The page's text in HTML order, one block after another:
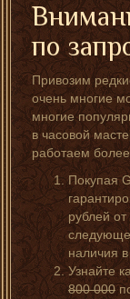
по
Привозим
очень многие
многие
в часовой
работаем
Покупая
рублей
наличия
Узнайте
800 000